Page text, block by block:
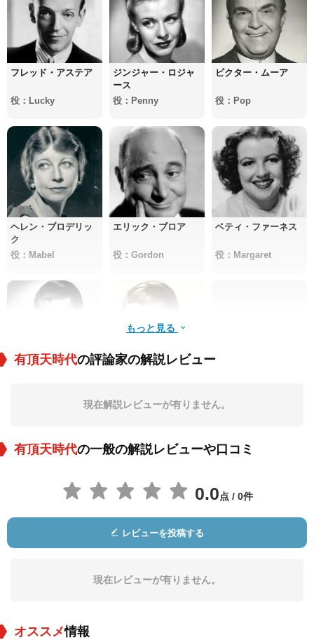
フレッド・アステア
役：Lucky
ジンジャー・ロジャ
ース
役：Penny
ビクター・ムーア
役：Pop
ヘレン・ブロデリッ
ク
役：Mabel
エリック・ブロア
役：Gordon
ベティ・ファーネス
役：Margaret
役：Ricky Romero
役：Judge_Watson
役：Dancer (uncredi
もっと見る
有頂天時代の評論家の解説レビュー
現在解説レビューが有りません。
有頂天時代の一般の解説レビューや口コミ
0.0点 / 0件
レビューを投稿する
現在レビューが有りません。
オススメ情報